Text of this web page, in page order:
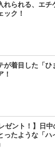
れられる、エチ
ック！
が着目した「ひ
！
ゼント！】日
ったような「ハ